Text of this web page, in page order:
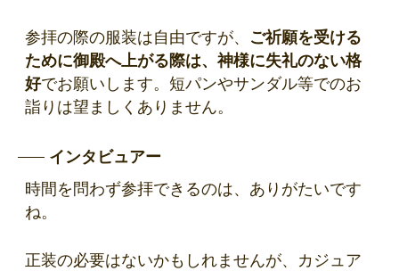
参拝の際の服装は自由ですが、 ご祈願を受ける
ために御殿へ上がる際は、神様に失礼のない格
好でお願いします。短パンやサンダル等でのお
詣りは望ましくありません。
インタビュアー
時間を問わず参拝できるのは、ありがたいです
ね。
正装の必要はないかもしれませんが、カジュア